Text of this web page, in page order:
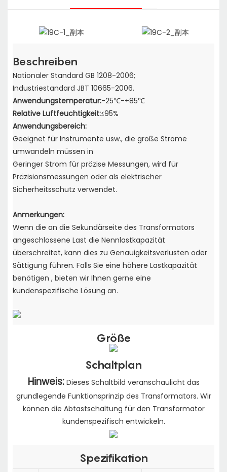
Beschreiben
Nationaler Standard GB 1208-2006;
Industriestandard JBT 10665-2006.
Anwendungstemperatur:-25℃-+85℃
Relative Luftfeuchtigkeit:≤95%
Anwendungsbereich:
Geeignet für Instrumente usw., die große Ströme
umwandeln müssen in
Geringer Strom für präzise Messungen, wird für
Präzisionsmessungen oder als elektrischer
Sicherheitsschutz verwendet.
Anmerkungen:
Wenn die an die Sekundärseite des Transformators
angeschlossene Last die Nennlastkapazität
überschreitet, kann dies zu Genauigkeitsverlusten oder
Sättigung führen. Falls Sie eine höhere Lastkapazität
benötigen , bieten wir Ihnen gerne eine
kundenspezifische Lösung an.
Größe
Schaltplan
Hinweis:Dieses Schaltbild veranschaulicht das
grundlegende Funktionsprinzip des Transformators. Wir
können die Abtastschaltung für den Transformator
kundenspezifisch entwickeln.
Spezifikation